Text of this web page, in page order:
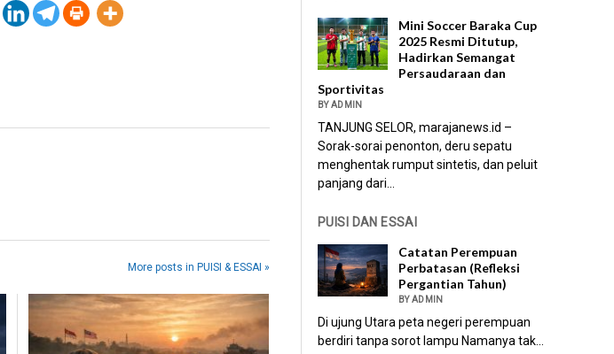
More posts in PUISI & ESSAI »
Mini Soccer Baraka Cup
2025 Resmi Ditutup,
Hadirkan Semangat
Persaudaraan dan
Sportivitas
BY ADMIN
TANJUNG SELOR, marajanews.id –
Sorak-sorai penonton, deru sepatu
menghentak rumput sintetis, dan peluit
panjang dari...
PUISI DAN ESSAI
Catatan Perempuan
Perbatasan (Refleksi
Pergantian Tahun)
BY ADMIN
Di ujung Utara peta negeri perempuan
berdiri tanpa sorot lampu Namanya tak...